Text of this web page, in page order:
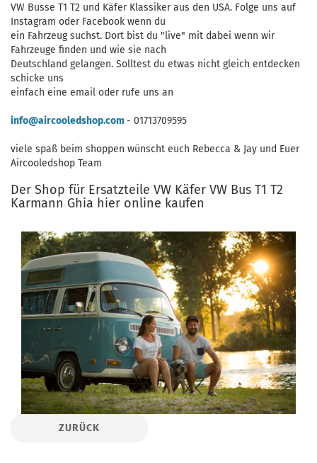
VW Busse T1 T2 und Käfer Klassiker aus den USA. Folge uns auf
Instagram oder Facebook wenn du
ein Fahrzeug suchst. Dort bist du "live" mit dabei wenn wir
Fahrzeuge finden und wie sie nach
Deutschland gelangen. Solltest du etwas nicht gleich entdecken
schicke uns
einfach eine email oder rufe uns an
info@aircooledshop.com - 01713709595
viele spaß beim shoppen wünscht euch Rebecca & Jay und Euer
Aircooledshop Team
Der Shop für Ersatzteile VW Käfer VW Bus T1 T2
Karmann Ghia hier online kaufen
ZURÜCK